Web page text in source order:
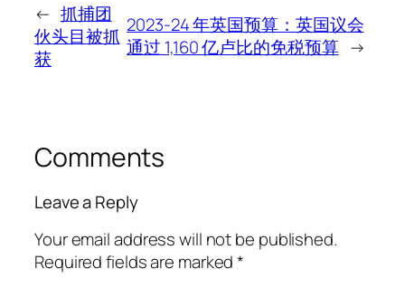
← 抓捕团
伙头目被抓
获
2023-24 年英国预算：英国议会
通过 1,160 亿卢比的免税预算 →
Comments
Leave a Reply
Your email address will not be published.
Required fields are marked*